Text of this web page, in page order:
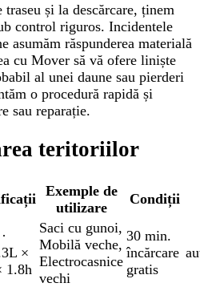
și la descărcare, ținem
control riguros. Incidentele
asumăm răspunderea materială
cu Mover să vă ofere liniște
al unei daune sau pierderi
o procedură rapidă și
sau reparație.
teritoriilor
Exemple de
utilizare
Condiții
·
×
1.8h
Saci cu gunoi,
Mobilă veche,
Electrocasnice
vechi
30 min.
încărcare
gratis